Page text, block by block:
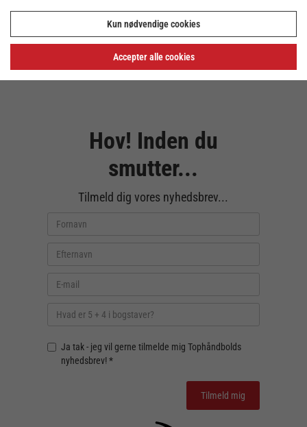
Hov! Inden du
smutter...
Tilmeld dig vores nyhedsbrev...
Ja tak - jeg vil gerne tilmelde mig Tophåndbolds
nyhedsbrev! *
Kun nødvendige cookies
Accepter alle cookies